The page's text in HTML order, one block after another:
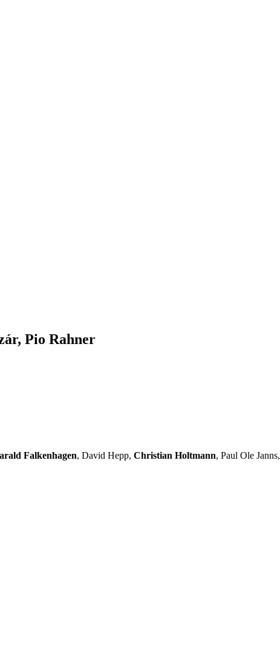
Pio Rahner
Falkenhagen, David Hepp, Christian Holtmann, Paul Ole Janns,